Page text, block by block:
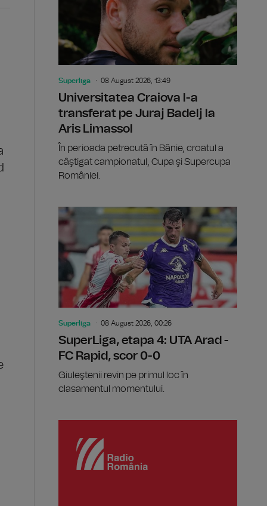
Superliga 08 August 2026, 13:49
Universitatea Craiova l-a
transferat pe Juraj Badelj la
Aris Limassol
În perioada petrecută în Bănie, croatul a
câştigat campionatul, Cupa şi Supercupa
României.
Superliga 08 August 2026, 00:26
SuperLiga, etapa 4: UTA Arad -
FC Rapid, scor 0-0
Giuleştenii revin pe primul loc în
clasamentul momentului.